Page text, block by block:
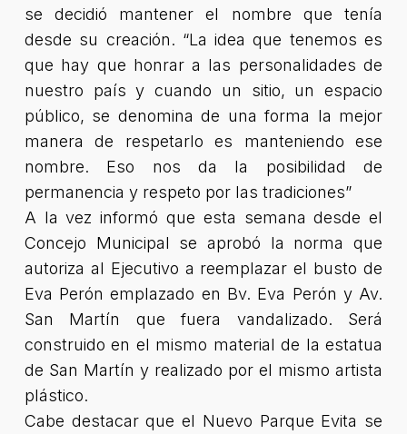
se decidió mantener el nombre que tenía
desde su creación. “La idea que tenemos es
que hay que honrar a las personalidades de
nuestro país y cuando un sitio, un espacio
público, se denomina de una forma la mejor
manera de respetarlo es manteniendo ese
nombre. Eso nos da la posibilidad de
permanencia y respeto por las tradiciones”
A la vez informó que esta semana desde el
Concejo Municipal se aprobó la norma que
autoriza al Ejecutivo a reemplazar el busto de
Eva Perón emplazado en Bv. Eva Perón y Av.
San Martín que fuera vandalizado. Será
construido en el mismo material de la estatua
de San Martín y realizado por el mismo artista
plástico.
Cabe destacar que el Nuevo Parque Evita se